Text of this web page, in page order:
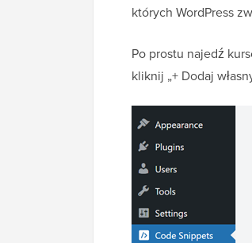
których WordPress
Po prostu najedź
kliknij „+ Dodaj